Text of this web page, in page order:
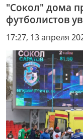
"Сокол" дома
футболистов
17:27, 13 апреля